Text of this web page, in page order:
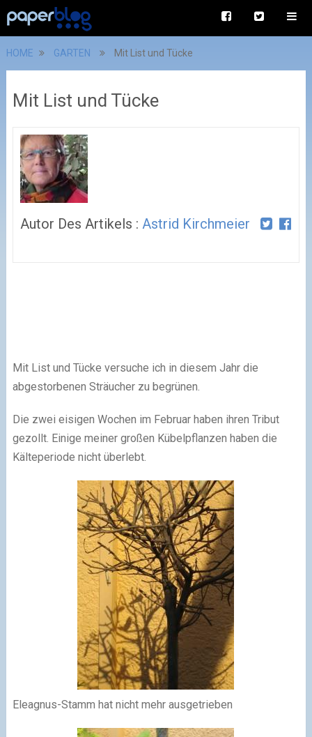
HOME GARTEN Mit List und Tücke
Mit List und Tücke
Autor Des Artikels : Astrid Kirchmeier
Mit List und Tücke ­versuche ich in diesem Jahr die
abgestorbenen Sträucher zu begrünen
Die zwei eisigen Wochen im Februar haben ihren Tribut
gezollt. Einige meiner großen Kübelpflanzen haben die
Kälteperiode nicht überlebt.
Eleagnus-Stamm hat nicht mehr ausgetrieben